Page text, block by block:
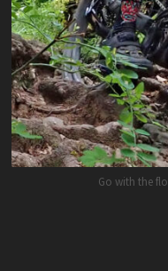
Go with the